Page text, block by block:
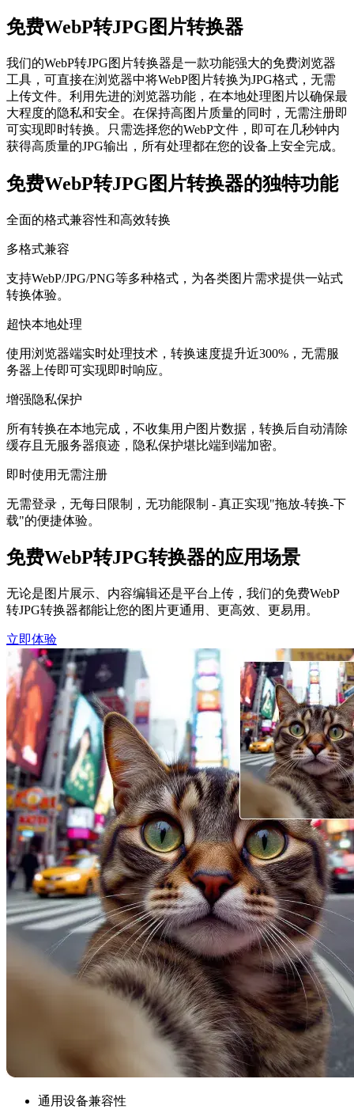
免费WebP转JPG图片转换器
我们的WebP转JPG图片转换器是一款功能强大的免费浏览器
工具，可直接在浏览器中将WebP图片转换为JPG格式，无需
上传文件。利用先进的浏览器功能，在本地处理图片以确保最
大程度的隐私和安全。在保持高图片质量的同时，无需注册即
可实现即时转换。只需选择您的WebP文件，即可在几秒钟内
获得高质量的JPG输出，所有处理都在您的设备上安全完成。
免费WebP转JPG图片转换器的独特功能
全面的格式兼容性和高效转换
多格式兼容
支持WebP/JPG/PNG等多种格式，为各类图片需求提供一站式
转换体验。
超快本地处理
使用浏览器端实时处理技术，转换速度提升近300%，无需服
务器上传即可实现即时响应。
增强隐私保护
所有转换在本地完成，不收集用户图片数据，转换后自动清除
缓存且无服务器痕迹，隐私保护堪比端到端加密。
即时使用无需注册
无需登录，无每日限制，无功能限制 - 真正实现"拖放-转换-下
载"的便捷体验。
免费WebP转JPG转换器的应用场景
无论是图片展示、内容编辑还是平台上传，我们的免费WebP
转JPG转换器都能让您的图片更通用、更高效、更易用。
立即体验
通用设备兼容性